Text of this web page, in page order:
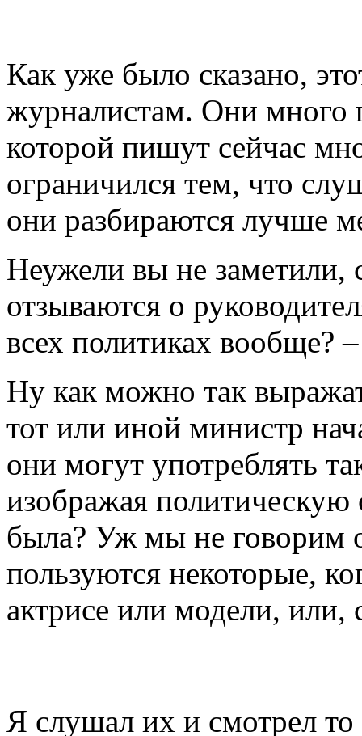
Как уже было сказано,
журналистам. Они много
которой пишут сейчас
ограничился тем, что
они разбираются лучше
Неужели вы не заметили,
отзываются о
всех политиках вообще?
Ну как можно так
тот или иной министр
они могут употреблять
изображая
была? Уж мы не говорим
пользуются некоторые,
актрисе или модели,
Я слушал их и смотрел